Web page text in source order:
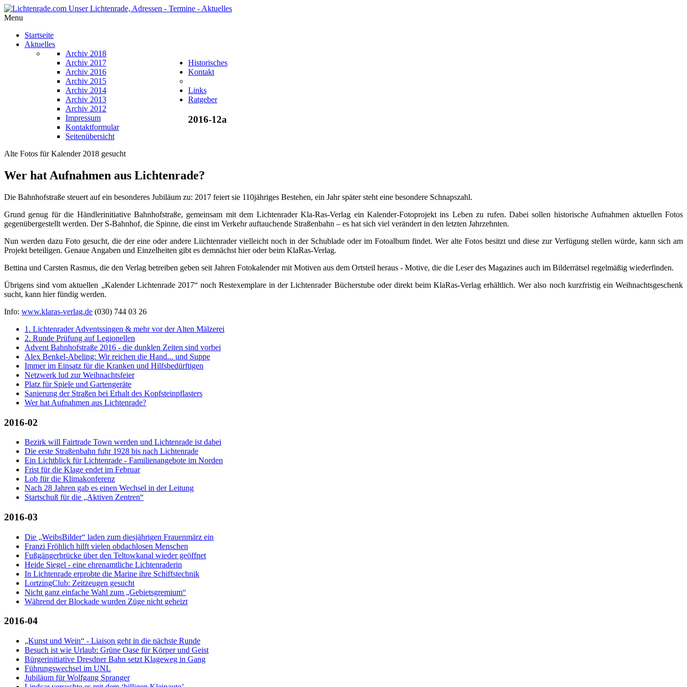
Menu
Startseite
Aktuelles
Archiv 2018
Archiv 2017
Archiv 2016
Archiv 2015
Archiv 2014
Archiv 2013
Archiv 2012
Historisches
Kontakt
Impressum
Kontaktformular
Seitenübersicht
Links
Ratgeber
Alte Fotos für Kalender 2018 gesucht
Wer hat Aufnahmen aus Lichtenrade?
Die Bahnhofstraße steuert auf ein besonderes Jubiläum zu: 2017 feiert sie 110jähriges Bestehen, ein Jahr später steht eine besondere Schnapszahl.
Grund genug für die Händlerinitiative Bahnhofstraße, gemeinsam mit dem Lichtenrader Kla-Ras-Verlag ein Kalender-Fotoprojekt ins Leben zu rufen. Dabei sollen historische Aufnahmen aktuellen Fotos
gegenübergestellt werden. Der S-Bahnhof, die Spinne, die einst im Verkehr auftauchende Straßenbahn – es hat sich viel verändert in den letzten Jahrzehnten.
Nun werden dazu Foto gesucht, die der eine oder andere Liichtenrader vielleicht noch in der Schublade oder im Fotoalbum findet. Wer alte Fotos besitzt und diese zur Verfügung stellen würde, kann sich am
Projekt beteiligen. Genaue Angaben und Einzelheiten gibt es demnächst hier oder beim KlaRas-Verlag.
Bettina und Carsten Rasmus, die den Verlag betreiben geben seit Jahren Fotokalender mit Motiven aus dem Ortsteil heraus - Motive, die die Leser des Magazines auch im Bilderrätsel regelmäßig wiederfinden.
Übrigens sind vom aktuellen „Kalender Lichtenrade 2017“ noch Restexemplare in der Lichtenrader Bücherstube oder direkt beim KlaRas-Verlag erhältlich. Wer also noch kurzfristig ein Weihnachtsgeschenk
sucht, kann hier fündig werden.
Info: www.klaras-verlag.de (030) 744 03 26
2016-12a
1. Lichtenrader Adventssingen & mehr vor der Alten Mälzerei
2. Runde Prüfung auf Legionellen
Advent Bahnhofstraße 2016 - die dunklen Zeiten sind vorbei
Alex Benkel-Abeling: Wir reichen die Hand... und Suppe
Immer im Einsatz für die Kranken und Hilfsbedürftigen
Netzwerk lud zur Weihnachtsfeier
Platz für Spiele und Gartengeräte
Sanierung der Straßen bei Erhalt des Kopfsteinpflasters
Wer hat Aufnahmen aus Lichtenrade?
2016-02
Bezirk will Fairtrade Town werden und Lichtenrade ist dabei
Die erste Straßenbahn fuhr 1928 bis nach Lichtenrade
Ein Lichtblick für Lichtenrade - Familienangebote im Norden
Frist für die Klage endet im Februar
Lob für die Klimakonferenz
Nach 28 Jahren gab es einen Wechsel in der Leitung
Startschuß für die „Aktiven Zentren“
2016-03
Die „WeibsBilder“ laden zum diesjährigen Frauenmärz ein
Franzi Fröhlich hilft vielen obdachlosen Menschen
Fußgängerbrücke über den Teltowkanal wieder geöffnet
Heide Siegel - eine ehrenamtliche Lichtenraderin
In Lichtenrade erprobte die Marine ihre Schiffstechnik
LortzingClub: Zeitzeugen gesucht
Nicht ganz einfache Wahl zum „Gebietsgremium“
Während der Blockade wurden Züge nicht geheizt
2016-04
„Kunst und Wein“ - Liaison geht in die nächste Runde
Besuch ist wie Urlaub: Grüne Oase für Körper und Geist
Bürgerinitiative Dresdner Bahn setzt Klageweg in Gang
Führungswechsel im UNL
Jubiläum für Wolfgang Spranger